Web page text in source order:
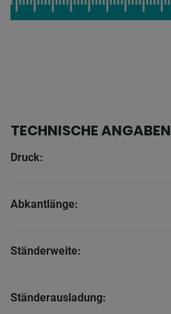
TECHNISCHE ANGABEN
Druck:
Abkantlänge:
Ständerweite:
Ständerausladung: